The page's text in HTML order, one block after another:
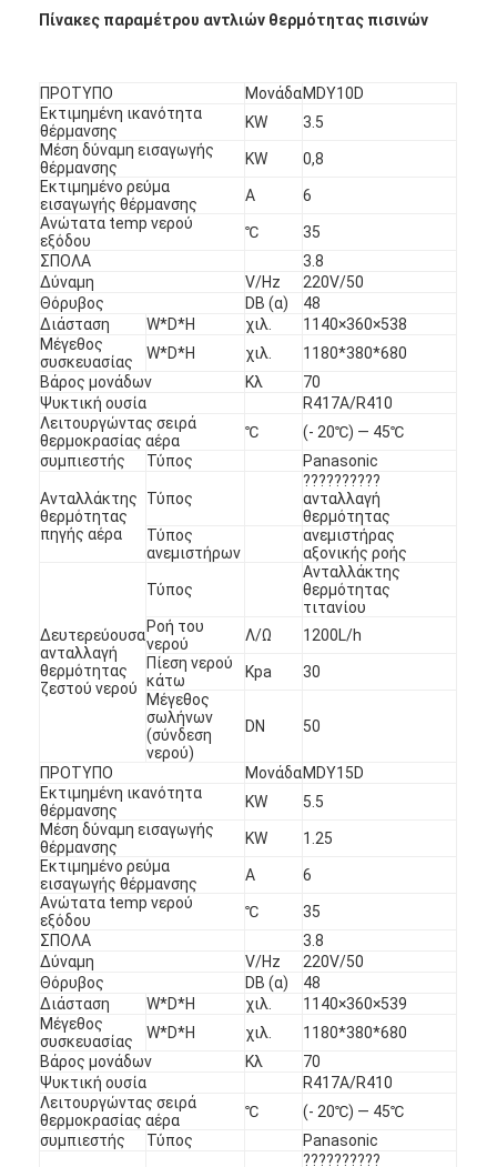
Αρχική σελίδα
Βίντεο
Εμφάνιση VR
Σχετικά με εμάς
εργοστάσιο Περιήγηση
Ποιοτικός έλεγχος
Επικοινωνήστε μαζί μας
Ειδήσεις
Όλες οι περιπτώσεις
Blog
συνομιλία τώρα
Ecer
Πίνακες παραμέτρου αντλιών θερμότητας πισινών
ΠΡΟΤΥΠΟ ΜονάδαMDY10D
Εκτιμημένη ικανότητα
θέρμανσης
KW
3.5
Μέση δύναμη εισαγωγής
θέρμανσης
KW
0,8
Εκτιμημένο ρεύμα
εισαγωγής θέρμανσης
Α
6
Ανώτατα temp νερού
εξόδου
℃
35
ΣΠΟΛΑ
3.8
Δύναμη
V/Hz
220V/50
Θόρυβος
DB (α)
48
Διάσταση
W*D*H χιλ.
1140×360×538
Μέγεθος
συσκευασίας
W*D*H χιλ.
1180*380*680
Βάρος μονάδων
Κλ
70
Ψυκτική ουσία
R417A/R410
Λειτουργώντας σειρά
θερμοκρασίας αέρα
℃
(- 20℃) — 45℃
συμπιεστής
Τύπος Panasonic
Ανταλλάκτης
θερμότητας
πηγής αέρα
Τύπος
??????????
ανταλλαγή
θερμότητας
Τύπος
ανεμιστήρων
ανεμιστήρας
αξονικής ροής
Δευτερεύουσα
ανταλλαγή
θερμότητας
ζεστού νερού
Τύπος
Ανταλλάκτης
θερμότητας
τιτανίου
Ροή του
νερού
Λ/Ω
1200L/h
Πίεση νερού
κάτω
Kpa
30
Μέγεθος
σωλήνων
(σύνδεση
νερού)
DN 50
ΠΡΟΤΥΠΟ ΜονάδαMDY15D
Εκτιμημένη ικανότητα
θέρμανσης
KW
5.5
Μέση δύναμη εισαγωγής
θέρμανσης
KW
1.25
Εκτιμημένο ρεύμα
εισαγωγής θέρμανσης
Α
6
Ανώτατα temp νερού
εξόδου
℃
35
ΣΠΟΛΑ
3.8
Δύναμη
V/Hz
220V/50
Θόρυβος
DB (α)
48
Διάσταση
W*D*H χιλ.
1140×360×539
Μέγεθος
συσκευασίας
W*D*H χιλ.
1180*380*680
Βάρος μονάδων
Κλ
70
Ψυκτική ουσία
R417A/R410
Λειτουργώντας σειρά
θερμοκρασίας αέρα
℃
(- 20℃) — 45℃
συμπιεστής
Τύπος
Panasonic
??????????